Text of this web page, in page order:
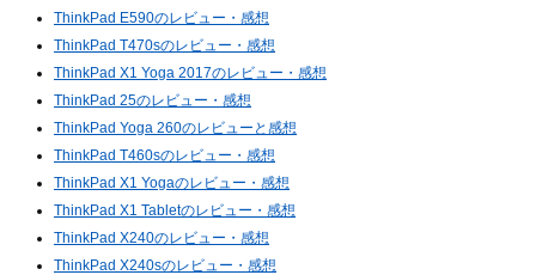
ThinkPad E590のレビュー・感想
ThinkPad T470sのレビュー・感想
ThinkPad X1 Yoga 2017のレビュー・感想
ThinkPad 25のレビュー・感想
ThinkPad Yoga 260のレビューと感想
ThinkPad T460sのレビュー・感想
ThinkPad X1 Yogaのレビュー・感想
ThinkPad X1 Tabletのレビュー・感想
ThinkPad X240のレビュー・感想
ThinkPad X240sのレビュー・感想